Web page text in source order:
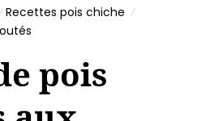
Recettes pois chiche
pois